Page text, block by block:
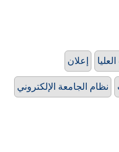
إعلان
نظام الجامعة الإلكتروني